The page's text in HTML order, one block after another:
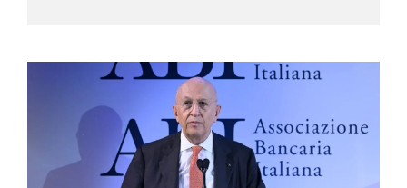
riguardano le novità nella disciplina internazionale e
nazionale, e forniscono informazioni su
eventuali consultazioni pubbliche e su pronunce di
particolare rilevanza emesse nell’esercizio
dell’attività giurisdizionale. In questo numero
l’approfondimento è dedicato, in particolare: alla
recente normativa della UE sugli obblighi